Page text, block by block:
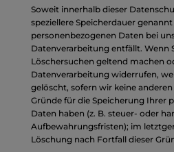
Soweit innerhalb dieser
speziellere Speicherdauer
personenbezogenen Daten bei
Datenverarbeitung entfällt. Wenn
Löschersuchen geltend machen
Datenverarbeitung widerrufen,
gelöscht, sofern wir keine
Gründe für die Speicherung Ihrer
Daten haben (z. B. steuer- oder
Aufbewahrungsfristen); im
Löschung nach Fortfall dieser